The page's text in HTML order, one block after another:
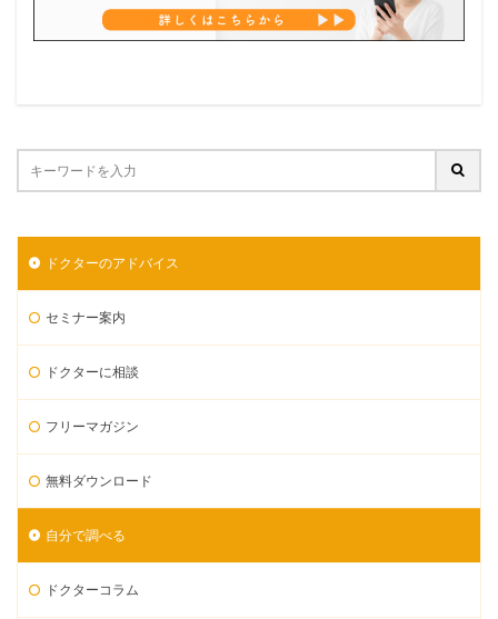
ドクターのアドバイス
セミナー案内
ドクターに相談
フリーマガジン
無料ダウンロード
自分で調べる
ドクターコラム